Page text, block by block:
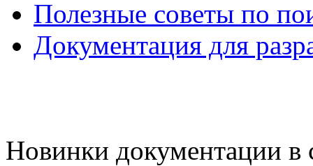
Полезные советы по
Документация для
Новинки документации в